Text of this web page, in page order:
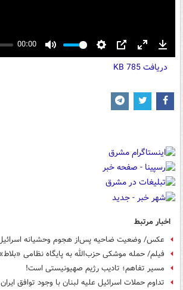
00:00
Mute Settings
PIP Enter
fullscreen
دریافت785 KB
اخبار مرتبط
عکس/ وضعیت ضاحیه پس‌از هجوم وحشیانه
فیلم/ حمله موشکی حزب‌الله به پایگاه نظامی «بلاط»
مسیر تفاهم؛ تادیب رژیم صهیونیستی است!
تداوم حملات اسرائیل علیه لبنان با وجود توافق